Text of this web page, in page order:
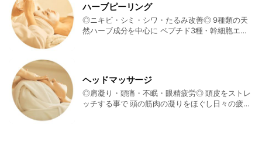
ハーブピーリング
◎ニキビ・シミ・シワ・たるみ改善◎ 9種類の天
然ハーブ成分を中心に ペプチド3種・幹細胞エキ
ての方にお勧め ◎ハード:12,500円(ホームパック
付)
ヘッドマッサージ
◎肩凝り・頭痛・不眠・眼精疲労◎ 頭皮をストレ
ッチする事で 頭の筋肉の凝りをほぐし日々の疲れ